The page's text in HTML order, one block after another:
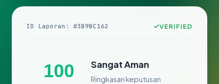
ID Laporan: #3B9BC162 VERIFIED
100 Sangat Aman
Ringkasan keputusan